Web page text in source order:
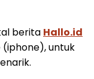
berita Hallo.id
untuk